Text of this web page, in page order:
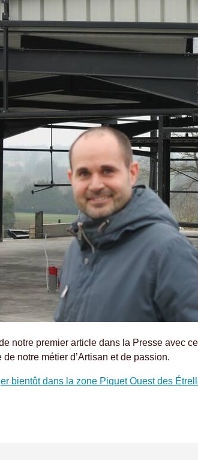
notre premier article dans la Presse avec
notre métier d’Artisan et de passion.
bientôt dans la zone Piquet Ouest des